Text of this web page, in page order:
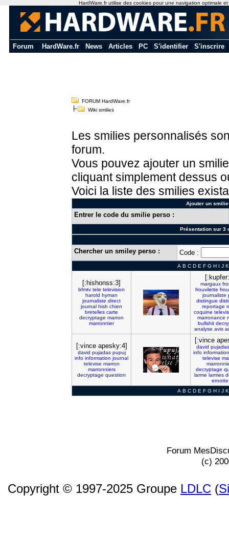
Forum HardWare.fr News Articles PC S'identifier S'inscrire
FORUM HardWare.fr
Wiki smilies
Les smilies personnalisés
forum.
Vous pouvez ajouter un
cliquant simplement dessus
Voici la liste des smilies
Ajouter un
Entrer le code du smilie perso :
Présentation sur 3
Chercher un smiley perso : Code :
A B C D E F G H I J K
[:hishonss:3]
bfmtv tele television
harold hyman
journaliste direct
journal hish chien
bretelles carte
decryptage marron
marronnier
margaux
frouvilette
journaliste
distingue
reportage
coquine
marronance
bullshit
analyse avis
[:vince apesky:4]
david pujadas pupuj
info information journal
televise marron
marronniers
decryptage question
[:vince
david pujadas
info information
televise
decryptage
larme larmes
ernotte
A B C D E F G H I J K
Forum
(c)
Copyright © 1997-2025 Groupe LDLC (
HardWare.fr utilise des cookies pour une navigation optimale